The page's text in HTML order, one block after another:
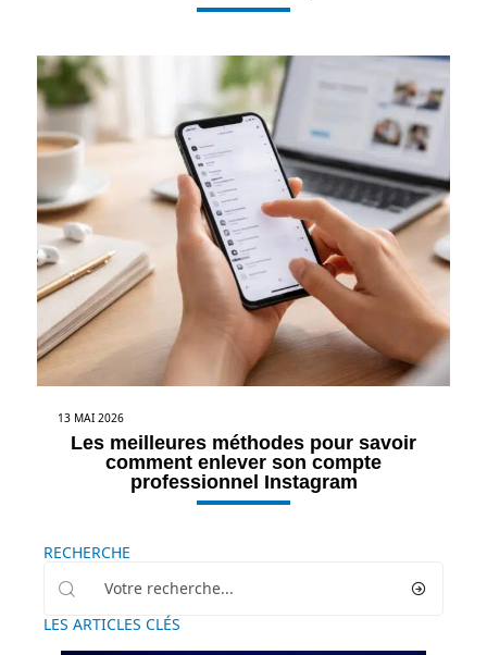
13 MAI 2026
Les meilleures méthodes pour savoir
comment enlever son compte
professionnel Instagram
RECHERCHE
LES ARTICLES CLÉS